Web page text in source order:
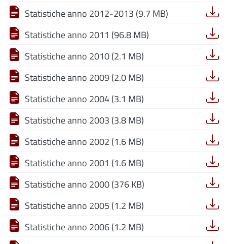
Statistiche anno 2012-2013 (9.7 MB)
Statistiche anno 2011 (96.8 MB)
Statistiche anno 2010 (2.1 MB)
Statistiche anno 2009 (2.0 MB)
Statistiche anno 2004 (3.1 MB)
Statistiche anno 2003 (3.8 MB)
Statistiche anno 2002 (1.6 MB)
Statistiche anno 2001 (1.6 MB)
Statistiche anno 2000 (376 KB)
Statistiche anno 2005 (1.2 MB)
Statistiche anno 2006 (1.2 MB)